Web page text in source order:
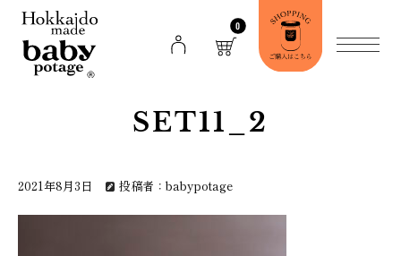
0
SET11_2
2021年8月3日 投稿者：babypotage